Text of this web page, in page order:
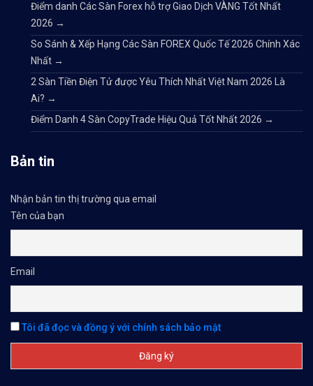
Điểm danh Các Sàn Forex hỗ trợ Giao Dịch VÀNG Tốt Nhất
2026 →
So Sánh & Xếp Hạng Các Sàn FOREX Quốc Tế 2026 Chính Xác
Nhất →
2 Sàn Tiền Điện Tử được Yêu Thích Nhất Việt Nam 2026 Là
Ai? →
Điểm Danh 4 Sàn CopyTrade Hiệu Quả Tốt Nhất 2026 →
Bản tin
Nhận bản tin thị trường qua email
Tên của bạn
Email
Tôi đã đọc và đồng ý với chính sách bảo mật